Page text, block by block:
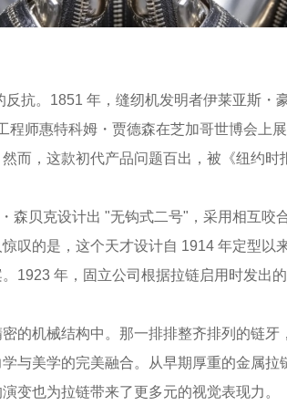
抗。1851 年，缝纫机发明者伊莱亚斯・
程师惠特科姆・贾德森在芝加哥世博会上
而，这款初代产品问题百出，被《纽约时
森贝克设计出 "无钩式二号"，采用相互咬
叹的是，这个天才设计自 1914 年定型以
1923 年，固立公司根据拉链启用时发出
的机械结构中。那一排排整齐排列的链牙
与美学的完美融合。从早期厚重的金属拉
变也为拉链带来了更多元的视觉表现力。